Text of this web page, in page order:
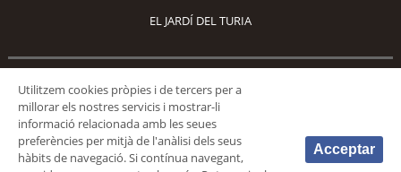
EL JARDÍ DEL TURIA
Utilitzem cookies pròpies i de tercers per a
millorar els nostres servicis i mostrar-li
informació relacionada amb les seues
preferències per mitjà de l'anàlisi dels seus
hàbits de navegació. Si contínua navegant,
Acceptar